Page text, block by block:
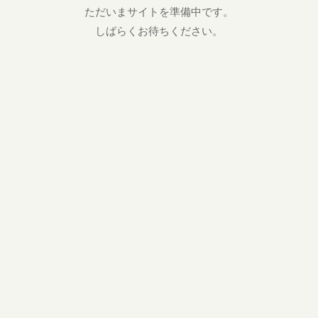
ただいまサイトを準備中です。
しばらくお待ちください。